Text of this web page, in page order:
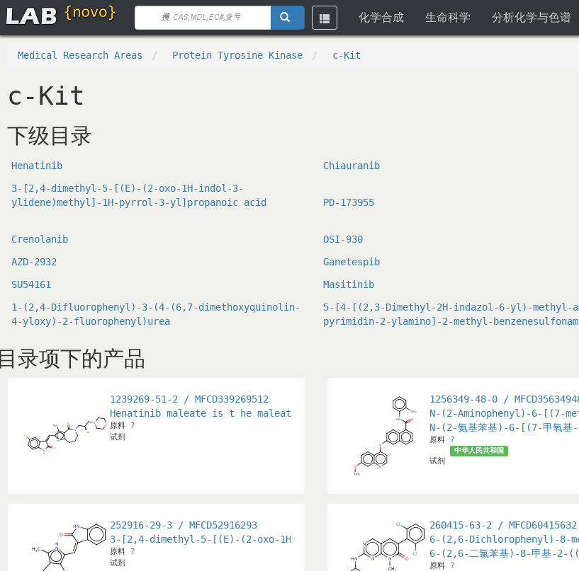
Toggle
navigation
化学合成 生命科学 分析化学与色谱
Medical Research Areas Protein Tyrosine Kinase c-Kit
c-Kit
下级目录
Henatinib Chiauranib
3-[2,4-dimethyl-5-[(E)-(2-oxo-1H-indol-3-
ylidene)methyl]-1H-pyrrol-3-yl]propanoic acid
PD-173955
Crenolanib OSI-930
AZD-2932
Ganetespib
SU54161
Masitinib
1-(2,4-Difluorophenyl)-3-(4-(6,7-dimethoxyquinolin-
4-yloxy)-2-fluorophenyl)urea
5-[4-[(2,3-Dimethyl-2H-indazol-6-yl)-methyl-
pyrimidin-2-ylamino]-2-methyl-
录项下的产品
1239269-51-2 / MFCD339269512
Henatinib maleate is t he maleate salt form of henatinib, an orally
原料 ?
试剂
1256349-48-0 /
N-(2-Aminophenyl)-6-[(7-
N-(2-氨基苯基)-6-[(7-甲氧基
原料 ?
试剂
中华人民共和国
252916-29-3 / MFCD52916293
3-[2,4-dimethyl-5-[(E)-(2-oxo-1H-indol-3-ylidene)methyl]-1H-pyrrol-3-yl]propanoic
原料 ?
试剂
260415-63-2 / MFCD60415632
6-(2,6-Dichlorophenyl)-8-
6-(2,6-二氯苯基)-8-甲基-2-
原料 ?